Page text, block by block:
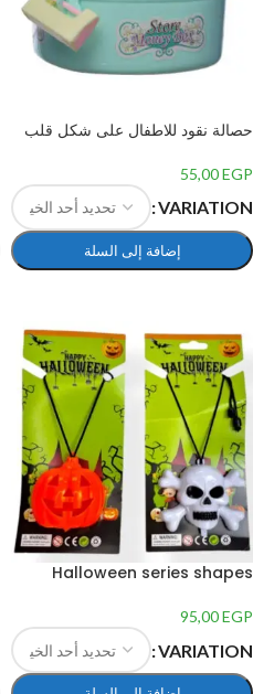
حصالة نقود للاطفال على شكل قلب
55,00EGP
VARIATION
إضافة إلى السلة
Halloween series shapes
95,00EGP
VARIATION